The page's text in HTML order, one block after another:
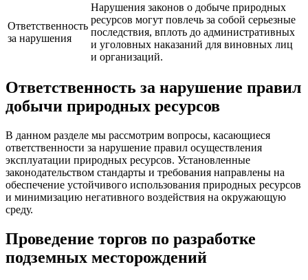
Ответственность
за нарушения
Нарушения законов о добыче природных
ресурсов могут повлечь за собой серьезные
последствия, вплоть до административных
и уголовных наказаний для виновных лиц
и организаций.
Ответственность за нарушение правил
добычи природных ресурсов
В данном разделе мы рассмотрим вопросы, касающиеся
ответственности за нарушение правил осуществления
эксплуатации природных ресурсов. Установленные
законодательством стандарты и требования направлены на
обеспечение устойчивого использования природных ресурсов
и минимизацию негативного воздействия на окружающую
среду.
Проведение торгов по разработке
подземных месторождений